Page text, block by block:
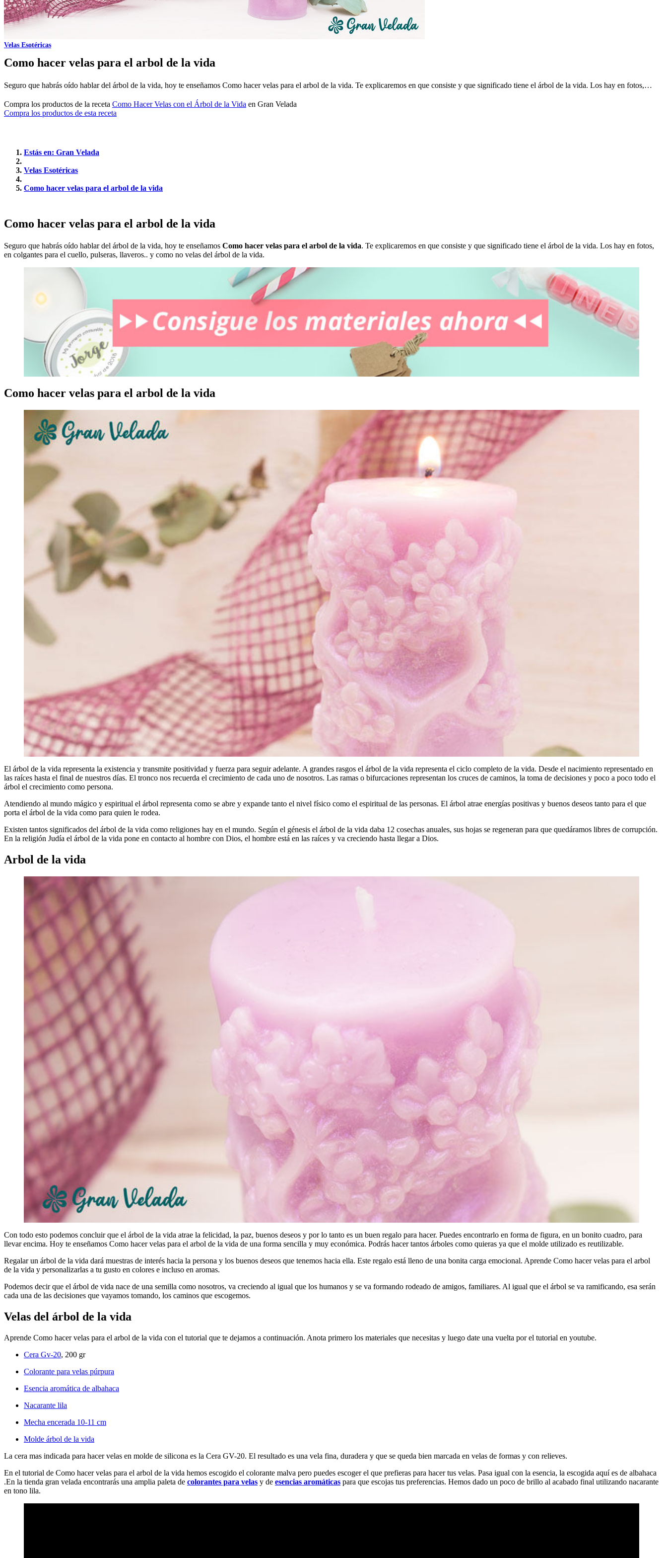
Velas Esotéricas
Como hacer velas para el arbol de la vida
Seguro que habrás oído hablar del árbol de la vida, hoy te enseñamos Como hacer velas para el arbol de la vida. Te explicaremos en que consiste y que significado tiene el árbol de la vida. Los hay en fotos,…
Compra los productos de la receta Como Hacer Velas con el Árbol de la Vida en Gran Velada
Compra los productos de esta receta
Estás en: Gran Velada
Velas Esotéricas
Como hacer velas para el arbol de la vida
Como hacer velas para el arbol de la vida
Seguro que habrás oído hablar del árbol de la vida, hoy te enseñamos Como hacer velas para el arbol de la vida. Te explicaremos en que consiste y que significado tiene el árbol de la vida. Los hay en fotos,
en colgantes para el cuello, pulseras, llaveros.. y como no velas del árbol de la vida.
Como hacer velas para el arbol de la vida
El árbol de la vida representa la existencia y transmite positividad y fuerza para seguir adelante. A grandes rasgos el árbol de la vida representa el ciclo completo de la vida. Desde el nacimiento representado en
las raíces hasta el final de nuestros días. El tronco nos recuerda el crecimiento de cada uno de nosotros. Las ramas o bifurcaciones representan los cruces de caminos, la toma de decisiones y poco a poco todo el
árbol el crecimiento como persona.
Atendiendo al mundo mágico y espiritual el árbol representa como se abre y expande tanto el nivel físico como el espiritual de las personas. El árbol atrae energías positivas y buenos deseos tanto para el que
porta el árbol de la vida como para quien le rodea.
Existen tantos significados del árbol de la vida como religiones hay en el mundo. Según el génesis el árbol de la vida daba 12 cosechas anuales, sus hojas se regeneran para que quedáramos libres de corrupción.
En la religión Judía el árbol de la vida pone en contacto al hombre con Dios, el hombre está en las raíces y va creciendo hasta llegar a Dios.
Arbol de la vida
Con todo esto podemos concluir que el árbol de la vida atrae la felicidad, la paz, buenos deseos y por lo tanto es un buen regalo para hacer. Puedes encontrarlo en forma de figura, en un bonito cuadro, para
llevar encima. Hoy te enseñamos Como hacer velas para el arbol de la vida de una forma sencilla y muy económica. Podrás hacer tantos árboles como quieras ya que el molde utilizado es reutilizable.
Regalar un árbol de la vida dará muestras de interés hacia la persona y los buenos deseos que tenemos hacia ella. Este regalo está lleno de una bonita carga emocional. Aprende Como hacer velas para el arbol
de la vida y personalizarlas a tu gusto en colores e incluso en aromas.
Podemos decir que el árbol de vida nace de una semilla como nosotros, va creciendo al igual que los humanos y se va formando rodeado de amigos, familiares. Al igual que el árbol se va ramificando, esa serán
cada una de las decisiones que vayamos tomando, los caminos que escogemos.
Velas del árbol de la vida
Aprende Como hacer velas para el arbol de la vida con el tutorial que te dejamos a continuación. Anota primero los materiales que necesitas y luego date una vuelta por el tutorial en youtube.
Cera Gv-20, 200 gr
Colorante para velas púrpura
Esencia aromática de albahaca
Nacarante lila
Mecha encerada 10-11 cm
Molde árbol de la vida
La cera mas indicada para hacer velas en molde de silicona es la Cera GV-20. El resultado es una vela fina, duradera y que se queda bien marcada en velas de formas y con relieves.
En el tutorial de Como hacer velas para el arbol de la vida hemos escogido el colorante malva pero puedes escoger el que prefieras para hacer tus velas. Pasa igual con la esencia, la escogida aquí es de albahaca
.En la tienda gran velada encontrarás una amplia paleta de colorantes para velas y de esencias aromáticas para que escojas tus preferencias. Hemos dado un poco de brillo al acabado final utilizando nacarante
en tono lila.